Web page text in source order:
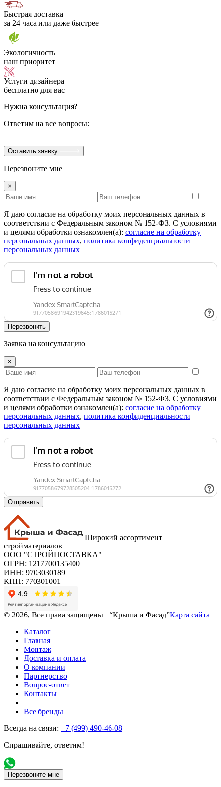
Быстрая доставка
за 24 часа или даже быстрее
Экологичность
наш приоритет
Услуги дизайнера
бесплатно для вас
Нужна консультация?
Ответим на все вопросы:
Оставить заявку
Перезвоните мне
×
Я даю согласие на обработку моих персональных данных в
соответствии с Федеральным законом № 152-ФЗ. С условиями
и целями обработки ознакомлен(а): cогласие на обработку
персональных данных, политика конфиденциальности
персональных данных
Перезвонить
Заявка на консультацию
×
Я даю согласие на обработку моих персональных данных в
соответствии с Федеральным законом № 152-ФЗ. С условиями
и целями обработки ознакомлен(а): cогласие на обработку
персональных данных, политика конфиденциальности
персональных данных
Отправить
Широкий ассортимент
стройматериалов
ООО "СТРОЙПОСТАВКА"
ОГРН: 1217700135400
ИНН: 9703030189
КПП: 770301001
© 2026, Все права защищены - “Крыша и Фасад”Карта сайта
Каталог
Главная
Монтаж
Доставка и оплата
О компании
Партнерство
Вопрос-ответ
Контакты
Все бренды
Всегда на связи: +7 (499) 490-46-08
Спрашивайте, ответим!
Перезвоните мне